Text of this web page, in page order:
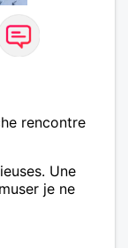
rencontre
Une
je ne